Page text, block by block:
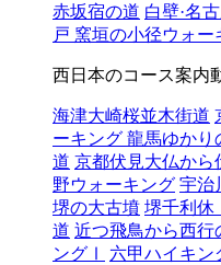
赤坂宿の道 白壁·名
戸 窯垣の小径ウォー
西日本のコース案内
海津大崎桜並木街道
ーキング 龍馬ゆかり
道 京都伏見大仏から
野ウォーキング 宇治
堺の大古墳 堺千利休
道 近つ飛鳥から西行
ングⅠ
六甲ハイキ